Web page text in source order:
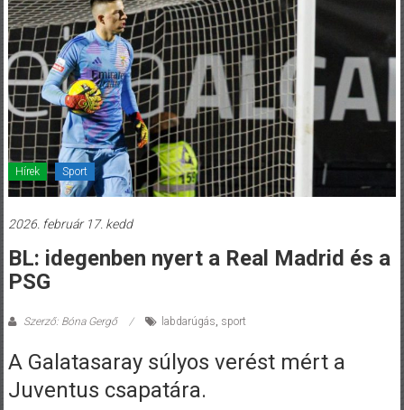
érthetően.
Hírek Sport
2026. február 17. kedd
BL: idegenben nyert a Real Madrid és a
PSG
Szerző: Bóna Gergő labdarúgás sport
A Galatasaray súlyos verést mért a
Juventus csapatára.